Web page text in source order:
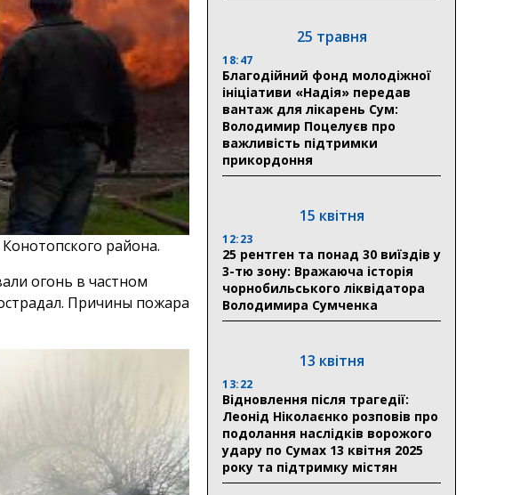
района.
огонь в частном
Причины пожара
25 травня
18:47
Благодійний фонд молодіжної
ініціативи «Надія» передав
вантаж для лікарень Сум:
Володимир Поцелуєв про
важливість підтримки
прикордоння
15 квітня
12:23
25 рентген та понад 30 виїздів у
3-тю зону: Вражаюча історія
чорнобильського ліквідатора
Володимира Сумченка
13 квітня
13:22
Відновлення після трагедії:
Леонід Ніколаєнко розповів про
подолання наслідків ворожого
удару по Сумах 13 квітня 2025
року та підтримку містян